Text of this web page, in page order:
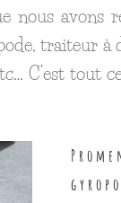
nous avons
traiteur à
C’est tout